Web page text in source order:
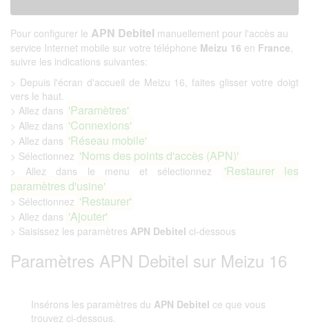
Pour configurer le APN Debitel manuellement pour l'accès au
service Internet mobile sur votre téléphone Meizu 16 en France,
suivre les indications suivantes:
> Depuis l'écran d'accueil de Meizu 16, faites glisser votre doigt
vers le haut.
> Allez dans 'Paramètres'
> Allez dans 'Connexions'
> Allez dans 'Réseau mobile'
> Sélectionnez 'Noms des points d'accès (APN)'
> Allez dans le menu et sélectionnez
'Restaurer les
paramètres d'usine'
> Sélectionnez 'Restaurer'
> Allez dans 'Ajouter'
> Saisissez les paramètres APN Debitel ci-dessous
Paramètres APN Debitel sur Meizu 16
Insérons les paramètres du APN Debitel ce que vous
trouvez ci-dessous.